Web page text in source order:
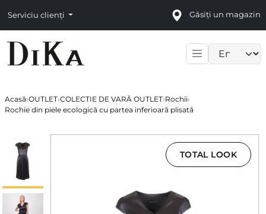
Serviciu clienți Găsiți un magazin
Acasă›OUTLET›COLECTIE DE VARĂ OUTLET›Rochii›
Rochie din piele ecologică cu partea inferioară plisată
TOTAL LOOK